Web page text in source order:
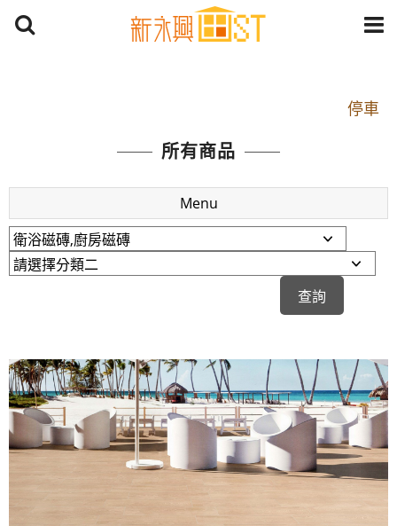
停車
捷運： 中和線【頂溪站 2 號出口】往中山路1段139
原Line已滿 無法加Line好友 請親愛的客戶加入
LINE官方帳號@a0975005573
開車：中山路1段 到永平路路口(樂華夜市口)門口可
停車
捷運： 中和線【頂溪站 2 號出口】往中山路1段139
原Line已滿 無法加Line好友 請親愛的客戶加入
LINE官方帳號@a0975005573
所有商品
Menu